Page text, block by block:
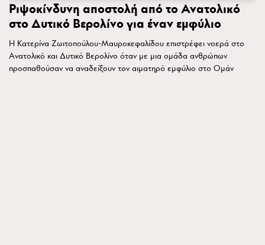
Ριψοκίνδυνη αποστολή από το Ανατολικό
στο Δυτικό Βερολίνο για έναν εμφύλιο
Η Κατερίνα Ζωιτοπούλου-Μαυροκεφαλίδου επιστρέφει νοερά στο
Ανατολικό και Δυτικό Βερολίνο όταν με μια ομάδα ανθρώπων
προσπαθούσαν να αναδείξουν τον αιματηρό εμφύλιο στο Ομάν